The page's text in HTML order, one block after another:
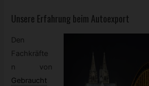
Unsere Erfahrung beim Autoexport
Den
Fachkräfte
n von
Gebraucht